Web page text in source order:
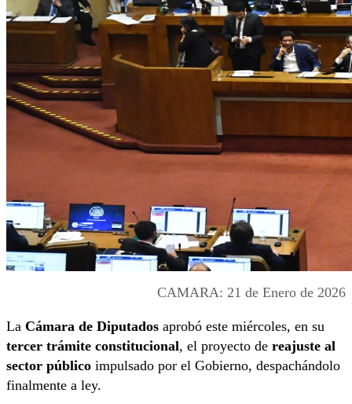
CAMARA: 21 de Enero de 2026
La Cámara de Diputados aprobó este miércoles, en su
tercer trámite constitucional, el proyecto de reajuste al
sector público impulsado por el Gobierno, despachándolo
finalmente a ley.